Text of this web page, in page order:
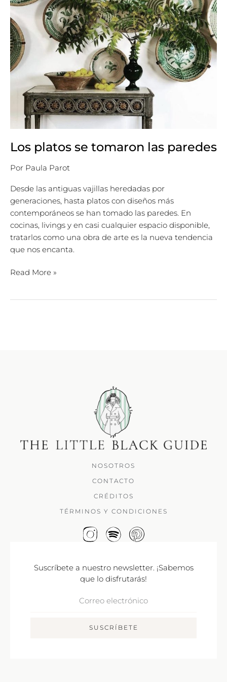
Los platos se tomaron las paredes
Por Paula Parot
Desde las antiguas vajillas heredadas por
generaciones, hasta platos con diseños más
contemporáneos se han tomado las paredes. En
cocinas, livings y en casi cualquier espacio disponible,
tratarlos como una obra de arte es la nueva tendencia
que nos encanta.
Read More »
NOSOTROS
CONTACTO
CRÉDITOS
TÉRMINOS Y CONDICIONES
Suscríbete a nuestro newsletter. ¡Sabemos
que lo disfrutarás!
SUSCRÍBETE